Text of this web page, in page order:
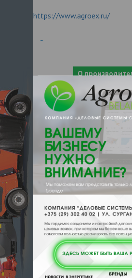
https://www.agroex.ru/
О
О компании
«Агро Эксперт Груп» -
крупнейших предприятий
отечественных
химических средств защиты
Компания производит 25%
пестицидов, применяемых
свекле, и около 8% всех ХСЗР,
используемых в России.
Ассортимент продукции,
«Агро Эксперт Груп»,
расширяется и на
насчитывает более 50
групп пестицидов. Этого
того, чтобы осуществить
защиту основных